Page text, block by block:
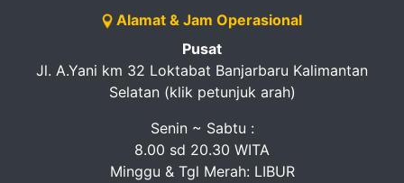
Alamat & Jam Operasional
Pusat
Jl. A.Yani km 32 Loktabat Banjarbaru Kalimantan
Selatan (klik petunjuk arah)
Senin ~ Sabtu :
8.00 sd 20.30 WITA
Minggu & Tgl Merah: LIBUR